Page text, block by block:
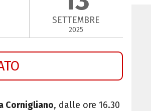
SETTEMBRE
2025
Cornigliano, dalle ore 16.30